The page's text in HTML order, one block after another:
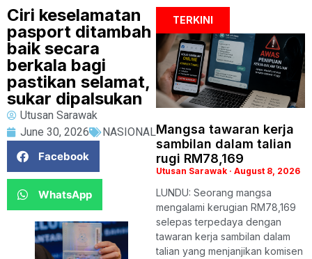
Ciri keselamatan
pasport ditambah
baik secara
berkala bagi
pastikan selamat,
sukar dipalsukan
Utusan Sarawak
June 30, 2026
NASIONAL
Facebook
WhatsApp
TERKINI
Mangsa tawaran kerja
sambilan dalam talian
rugi RM78,169
Utusan Sarawak August 8, 2026
LUNDU: Seorang mangsa
mengalami kerugian RM78,169
selepas terpedaya dengan
tawaran kerja sambilan dalam
talian yang menjanjikan komisen